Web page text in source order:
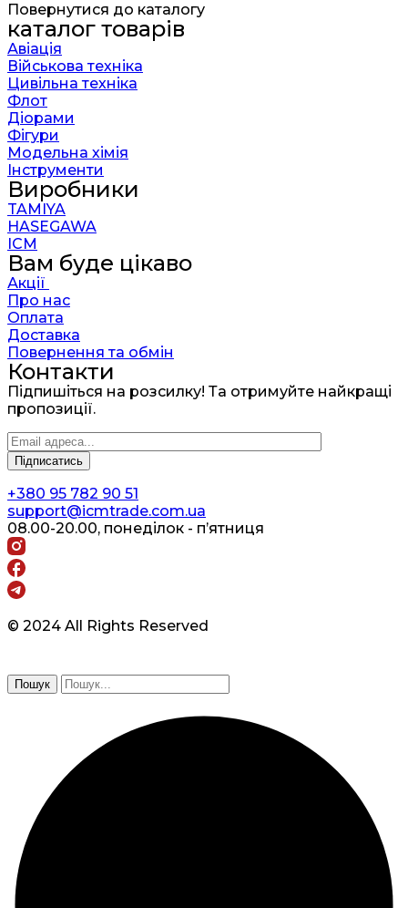
Повернутися до каталогу
каталог товарів
Авіація
Військова техніка
Цивільна техніка
Флот
Діорами
Фігури
Модельна хімія
Інструменти
Виробники
TAMIYA
HASEGAWA
ICM
Вам буде цікаво
Акції
Про нас
Оплата
Доставка
Повернення та обмін
Контакти
Підпишіться на розсилку! Та отримуйте найкращі
пропозиції.
+380 95 782 90 51
support@icmtrade.com.ua
08.00-20.00, понеділок - п’ятниця
© 2024 All Rights Reserved
Пошук